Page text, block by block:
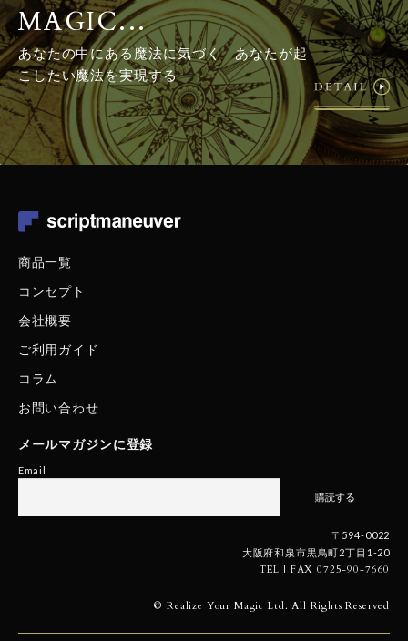
MAGIC...
あなたの中にある魔法に気づく あなたが起
こしたい魔法を実現する
商品一覧
コンセプト
会社概要
ご利用ガイド
コラム
お問い合わせ
メールマガジンに登録
Email
〒594-0022
大阪府和泉市黒鳥町2丁目1-20
TEL | FAX 0725-90-7660
© Realize Your Magic Ltd. All Rights Reserved